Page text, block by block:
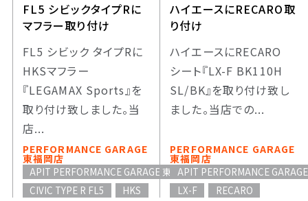
FL5 シビックタイプRに
マフラー取り付け
FL5 シビック タイプRに
HKSマフラー
『LEGAMAX Sports』を
取り付け致しました。当
店...
PERFORMANCE GARAGE
東福岡店
APIT PERFORMANCE GARAGE 東福岡
CIVIC TYPE R FL5
HKS
ハイエースにRECARO取
り付け
ハイエースにRECARO
シート『LX-F BK110H
SL/BK』を取り付け致し
ました。当店での...
PERFORMANCE GARAGE
東福岡店
APIT PERFORMANCE
LX-F
RECARO